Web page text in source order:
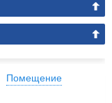
Помещение